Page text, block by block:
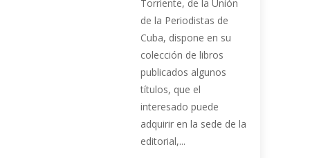
Torriente, de la Unión
de la Periodistas de
Cuba, dispone en su
colección de libros
publicados algunos
títulos, que el
interesado puede
adquirir en la sede de la
editorial,...